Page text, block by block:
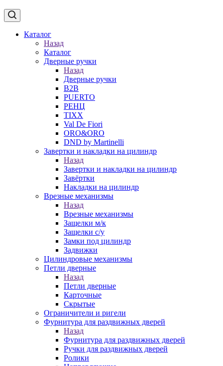
Каталог
Назад
Каталог
Дверные ручки
Назад
Дверные ручки
B2B
PUERTO
РЕНЦ
TIXX
Val De Fiori
ORO&ORO
DND by Martinelli
Завертки и накладки на цилиндр
Назад
Завертки и накладки на цилиндр
Завёртки
Накладки на цилиндр
Врезные механизмы
Назад
Врезные механизмы
Защелки м/к
Защелки с/у
Замки под цилиндр
Задвижки
Цилиндровые механизмы
Петли дверные
Назад
Петли дверные
Карточные
Скрытые
Ограничители и ригели
Фурнитура для раздвижных дверей
Назад
Фурнитура для раздвижных дверей
Ручки для раздвижных дверей
Ролики